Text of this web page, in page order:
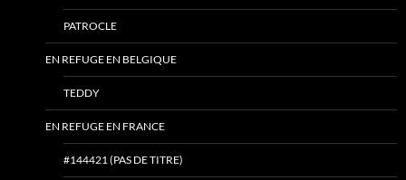
PATROCLE
EN REFUGE EN BELGIQUE
TEDDY
EN REFUGE EN FRANCE
#144421 (PAS DE TITRE)